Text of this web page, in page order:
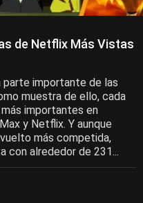
de Netflix Más Vistas
parte importante de las
muestra de ello, cada
importantes en
y Netflix. Y aunque
más competida,
con alrededor de 231...